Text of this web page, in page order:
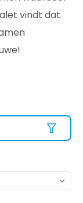
vindt dat